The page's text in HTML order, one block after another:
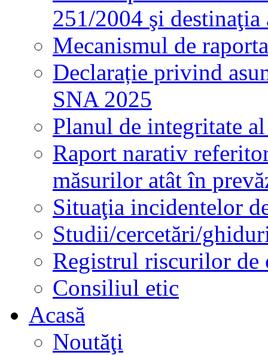
251/2004 şi destinaţia
Mecanismul de
Declarație privind
SNA 2025
Planul de integritate
Raport narativ
măsurilor atât în
Situaţia incidentelor
Studii/cercetări/
Registrul riscurilor de
Consiliul etic
Acasă
Noutăţi